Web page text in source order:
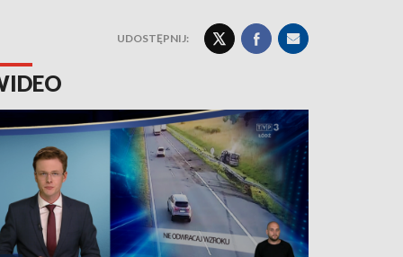
UDOSTĘPNIJ: